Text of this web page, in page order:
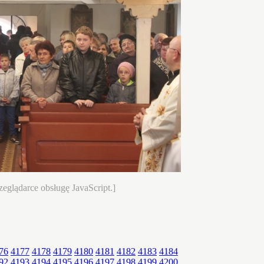
obsługę JavaScript.]
4177 4178 4179 4180 4181 4182 4183 4184
4193 4194 4195 4196 4197 4198 4199 4200